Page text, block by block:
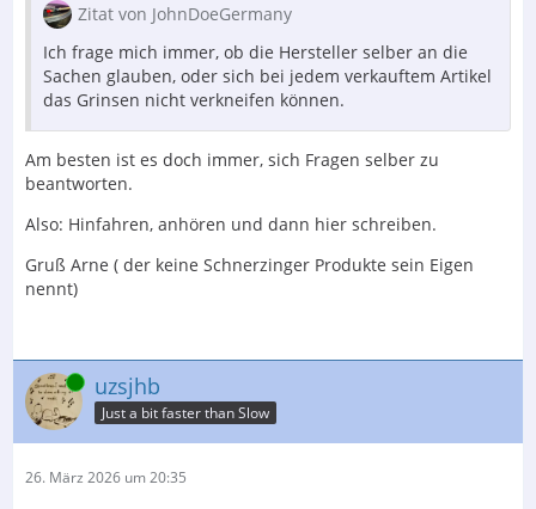
Zitat von JohnDoeGermany
Ich frage mich immer, ob die Hersteller selber an die
Sachen glauben, oder sich bei jedem verkauftem Artikel
das Grinsen nicht verkneifen können.
Am besten ist es doch immer, sich Fragen selber zu
beantworten.
Also: Hinfahren, anhören und dann hier schreiben.
Gruß Arne ( der keine Schnerzinger Produkte sein Eigen
nennt)
Online uzsjhb
Just a bit faster than Slow
26. März 2026 um 20:35